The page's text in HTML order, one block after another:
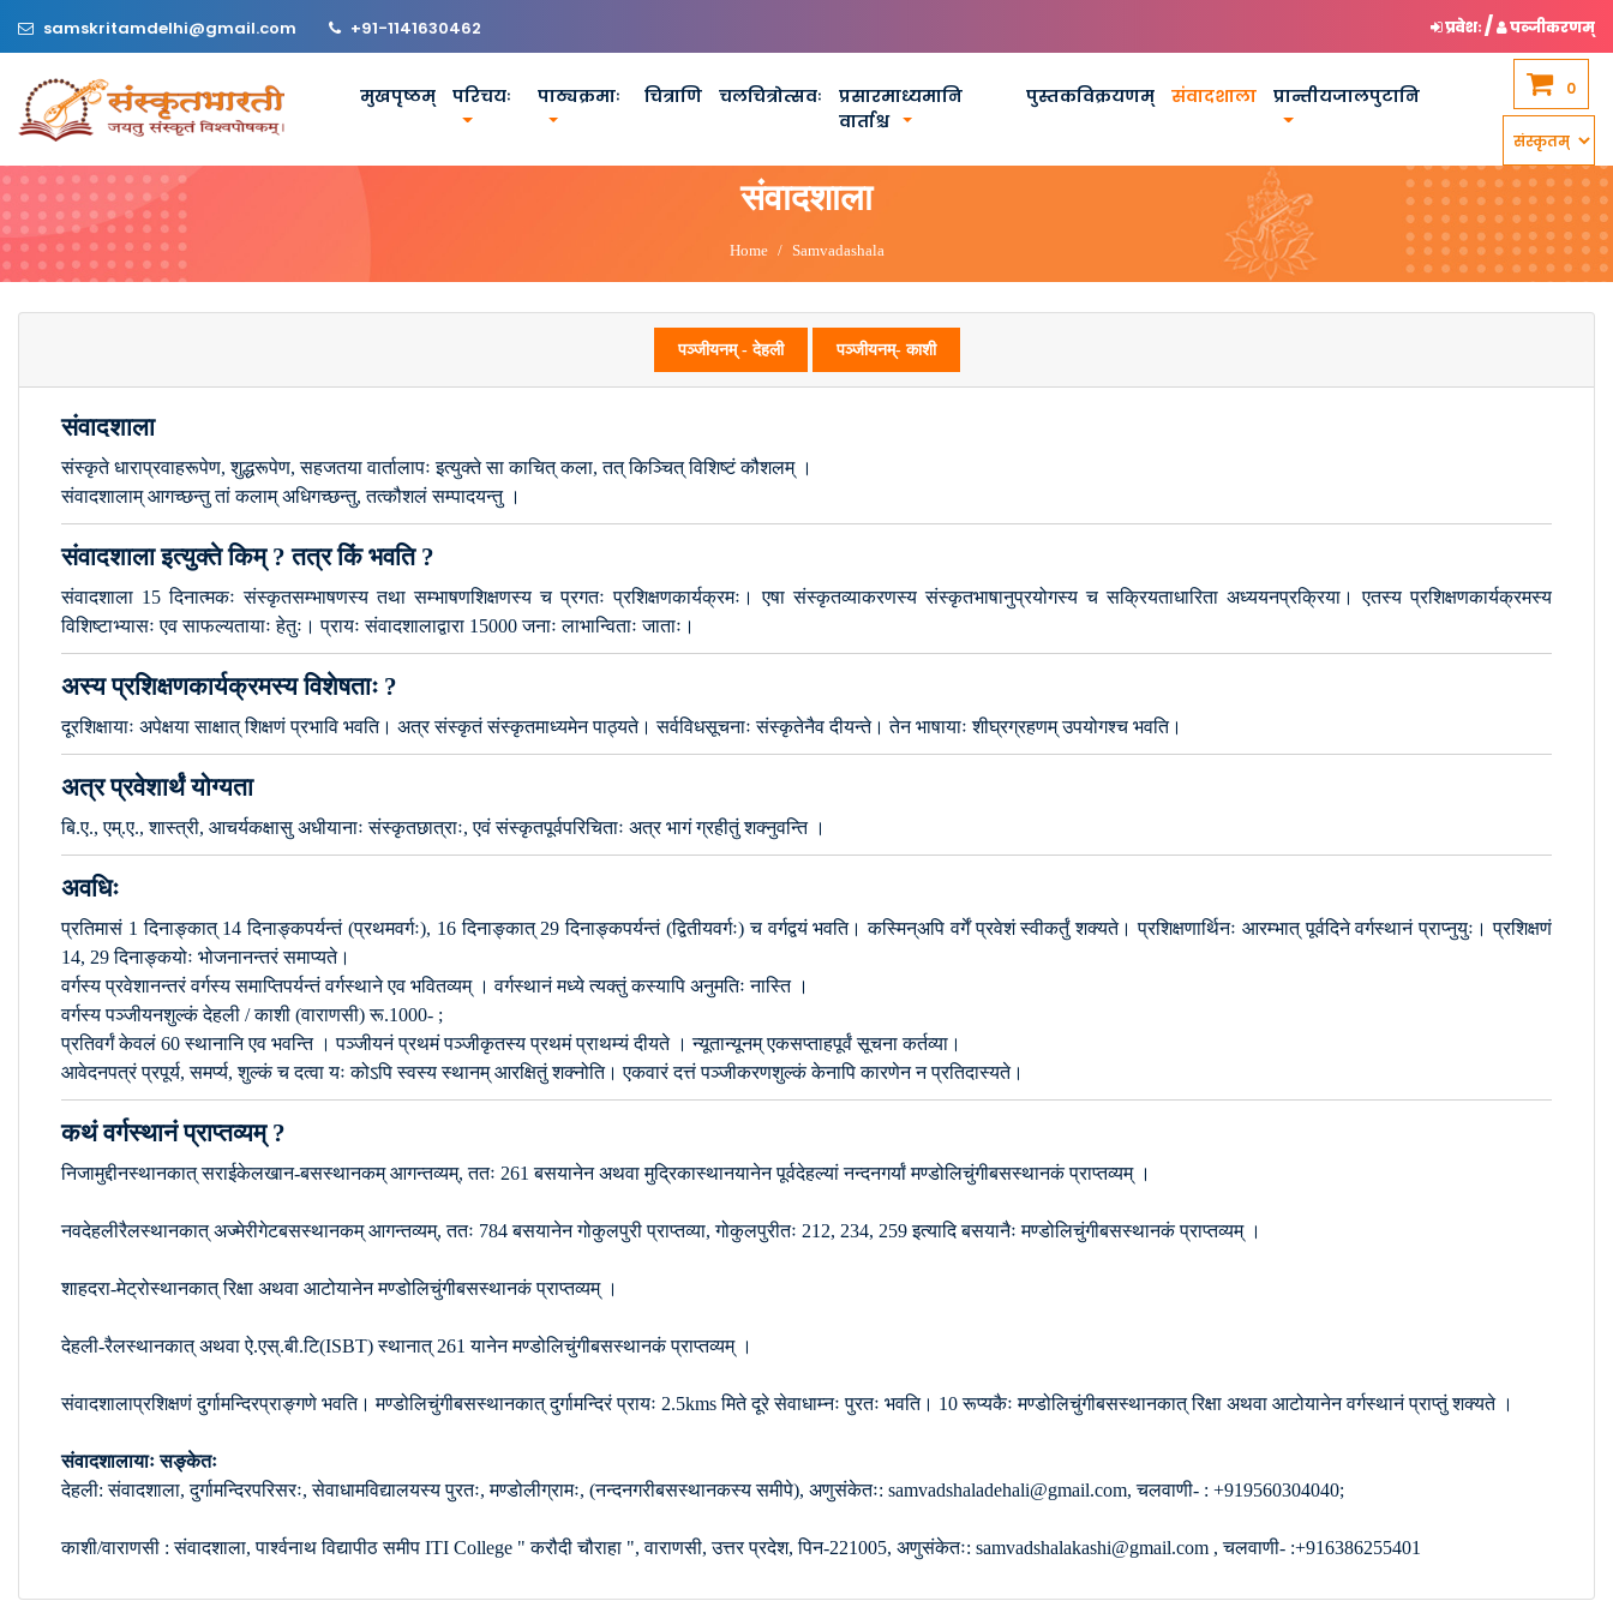
samskritamdelhi@gmail.com +91-1141630462 प्रवेशः/ पञ्जीकरणम्
मुखपृष्ठम् परिचयः पाठ्यक्रमाः चित्राणि चलचित्रोत्सवः
प्रसारमाध्यमानि
वार्ताश्च
पुस्तकविक्रयणम् संवादशाला प्रान्तीयजालपुटानि 0
संवादशाला
Home Samvadashala
पञ्जीयनम् - देहली पञ्जीयनम्- काशी
संवादशाला
संस्कृते धाराप्रवाहरूपेण, शुद्धरूपेण, सहजतया वार्तालापः इत्युक्ते सा काचित् कला, तत् किञ्चित् विशिष्टं कौशलम् ।
संवादशालाम् आगच्छन्तु तां कलाम् अधिगच्छन्तु, तत्कौशलं सम्पादयन्तु ।
संवादशाला इत्युक्ते किम् ? तत्र किं भवति ?
संवादशाला 15 दिनात्मकः संस्कृतसम्भाषणस्य तथा सम्भाषणशिक्षणस्य च प्रगतः प्रशिक्षणकार्यक्रमः। एषा संस्कृतव्याकरणस्य संस्कृतभाषानुप्रयोगस्य च सक्रियताधारिता अध्ययनप्रक्रिया। एतस्य प्रशिक्षणकार्यक्रमस्य
विशिष्टाभ्यासः एव साफल्यतायाः हेतुः। प्रायः संवादशालाद्वारा 15000 जनाः लाभान्विताः जाताः।
अस्य प्रशिक्षणकार्यक्रमस्य विशेषताः ?
दूरशिक्षायाः अपेक्षया साक्षात् शिक्षणं प्रभावि भवति। अत्र संस्कृतं संस्कृतमाध्यमेन पाठ्यते। सर्वविधसूचनाः संस्कृतेनैव दीयन्ते। तेन भाषायाः शीघ्रग्रहणम् उपयोगश्च भवति।
अत्र प्रवेशार्थं योग्यता
बि.ए., एम्.ए., शास्त्री, आचर्यकक्षासु अधीयानाः संस्कृतछात्राः, एवं संस्कृतपूर्वपरिचिताः अत्र भागं ग्रहीतुं शक्नुवन्ति ।
अवधिः
प्रतिमासं 1 दिनाङ्कात् 14 दिनाङ्कपर्यन्तं (प्रथमवर्गः), 16 दिनाङ्कात् 29 दिनाङ्कपर्यन्तं (द्वितीयवर्गः) च वर्गद्वयं भवति। कस्मिन्अपि वर्गें प्रवेशं स्वीकर्तुं शक्यते। प्रशिक्षणार्थिनः आरम्भात् पूर्वदिने वर्गस्थानं प्राप्नुयुः। प्रशिक्षणं
14, 29 दिनाङ्कयोः भोजनानन्तरं समाप्यते।
वर्गस्य प्रवेशानन्तरं वर्गस्य समाप्तिपर्यन्तं वर्गस्थाने एव भवितव्यम् । वर्गस्थानं मध्ये त्यक्तुं कस्यापि अनुमतिः नास्ति ।
वर्गस्य पञ्जीयनशुल्कं देहली / काशी (वाराणसी) रू.1000- ;
प्रतिवर्गं केवलं 60 स्थानानि एव भवन्ति । पञ्जीयनं प्रथमं पञ्जीकृतस्य प्रथमं प्राथम्यं दीयते । न्यूतान्यूनम् एकसप्ताहपूर्वं सूचना कर्तव्या।
आवेदनपत्रं प्रपूर्य, समर्प्य, शुल्कं च दत्वा यः कोऽपि स्वस्य स्थानम् आरक्षितुं शक्नोति। एकवारं दत्तं पञ्जीकरणशुल्कं केनापि कारणेन न प्रतिदास्यते।
कथं वर्गस्थानं प्राप्तव्यम् ?
निजामुद्दीनस्थानकात् सराईकेलखान-बसस्थानकम् आगन्तव्यम्, ततः 261 बसयानेन अथवा मुद्रिकास्थानयानेन पूर्वदेहल्यां नन्दनगर्यां मण्डोलिचुंगीबसस्थानकं प्राप्तव्यम् ।
नवदेहलीरैलस्थानकात् अज्मेरीगेटबसस्थानकम् आगन्तव्यम्, ततः 784 बसयानेन गोकुलपुरी प्राप्तव्या, गोकुलपुरीतः 212, 234, 259 इत्यादि बसयानैः मण्डोलिचुंगीबसस्थानकं प्राप्तव्यम् ।
शाहदरा-मेट्रोस्थानकात् रिक्षा अथवा आटोयानेन मण्डोलिचुंगीबसस्थानकं प्राप्तव्यम् ।
देहली-रैलस्थानकात् अथवा ऐ.एस्.बी.टि(ISBT) स्थानात् 261 यानेन मण्डोलिचुंगीबसस्थानकं प्राप्तव्यम् ।
संवादशालाप्रशिक्षणं दुर्गामन्दिरप्राङ्गणे भवति। मण्डोलिचुंगीबसस्थानकात् दुर्गामन्दिरं प्रायः 2.5kms मिते दूरे सेवाधाम्नः पुरतः भवति। 10 रूप्यकैः मण्डोलिचुंगीबसस्थानकात् रिक्षा अथवा आटोयानेन वर्गस्थानं प्राप्तुं शक्यते ।
संवादशालायाः सङ्केतः
देहली: संवादशाला, दुर्गामन्दिरपरिसरः, सेवाधामविद्यालयस्य पुरतः, मण्डोलीग्रामः, (नन्दनगरीबसस्थानकस्य समीपे), अणुसंकेतः: samvadshaladehali@gmail.com, चलवाणी- : +919560304040;
काशी/वाराणसी : संवादशाला, पार्श्वनाथ विद्यापीठ समीप ITI College " करौदी चौराहा ", वाराणसी, उत्तर प्रदेश, पिन-221005, अणुसंकेतः: samvadshalakashi@gmail.com , चलवाणी- :+916386255401